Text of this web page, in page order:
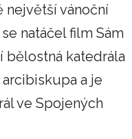
největší vánoční
natáčel film Sám
bělostná katedrála
a je
ve Spojených